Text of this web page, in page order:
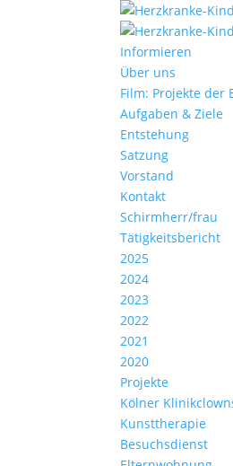
Informieren
Über uns
Film: Projekte der
Aufgaben & Ziele
Entstehung
Satzung
Vorstand
Kontakt
Schirmherr/frau
Tätigkeitsbericht
2025
2024
2023
2022
2021
2020
Projekte
Kölner
Kunsttherapie
Besuchsdienst